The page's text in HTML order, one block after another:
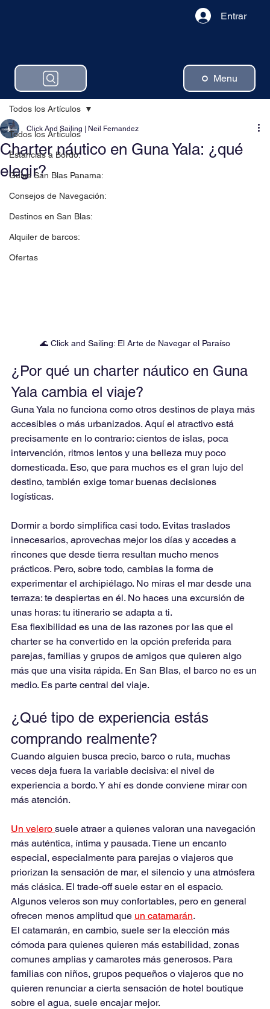
Menu
Entrar
Todos los Artículos
Estancias a Bordo:
Guias San Blas Panama:
Consejos de Navegación:
Destinos en San Blas:
Alquiler de barcos:
Ofertas
Todos los Artículos
Charter náutico en Guna Yala: ¿qué
elegir?
Click And Sailing | Neil Fernandez
🌊 Click and Sailing: El Arte de Navegar el Paraíso
¿Por qué un charter náutico en Guna
Yala cambia el viaje?
Guna Yala no funciona como otros destinos de playa más
accesibles o más urbanizados. Aquí el atractivo está
precisamente en lo contrario: cientos de islas, poca
intervención, ritmos lentos y una belleza muy poco
domesticada. Eso, que para muchos es el gran lujo del
destino, también exige tomar buenas decisiones
logísticas.
Dormir a bordo simplifica casi todo. Evitas traslados
innecesarios, aprovechas mejor los días y accedes a
rincones que desde tierra resultan mucho menos
prácticos. Pero, sobre todo, cambias la forma de
experimentar el archipiélago. No miras el mar desde una
terraza: te despiertas en él. No haces una excursión de
unas horas: tu itinerario se adapta a ti.
Esa flexibilidad es una de las razones por las que el
charter se ha convertido en la opción preferida para
parejas, familias y grupos de amigos que quieren algo
más que una visita rápida. En San Blas, el barco no es un
medio. Es parte central del viaje.
¿Qué tipo de experiencia estás
comprando realmente?
Cuando alguien busca precio, barco o ruta, muchas
veces deja fuera la variable decisiva: el nivel de
experiencia a bordo. Y ahí es donde conviene mirar con
más atención.
Un velero suele atraer a quienes valoran una navegación
más auténtica, íntima y pausada. Tiene un encanto
especial, especialmente para parejas o viajeros que
priorizan la sensación de mar, el silencio y una atmósfera
más clásica. El trade-off suele estar en el espacio.
Algunos veleros son muy confortables, pero en general
ofrecen menos amplitud que un catamarán.
El catamarán, en cambio, suele ser la elección más
cómoda para quienes quieren más estabilidad, zonas
comunes amplias y camarotes más generosos. Para
familias con niños, grupos pequeños o viajeros que no
quieren renunciar a cierta sensación de hotel boutique
sobre el agua, suele encajar mejor.